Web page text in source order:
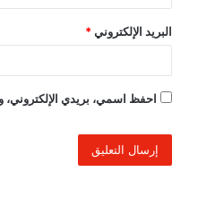
البريد الإلكتروني *
احفظ اسمي، بريدي الإلكتروني،